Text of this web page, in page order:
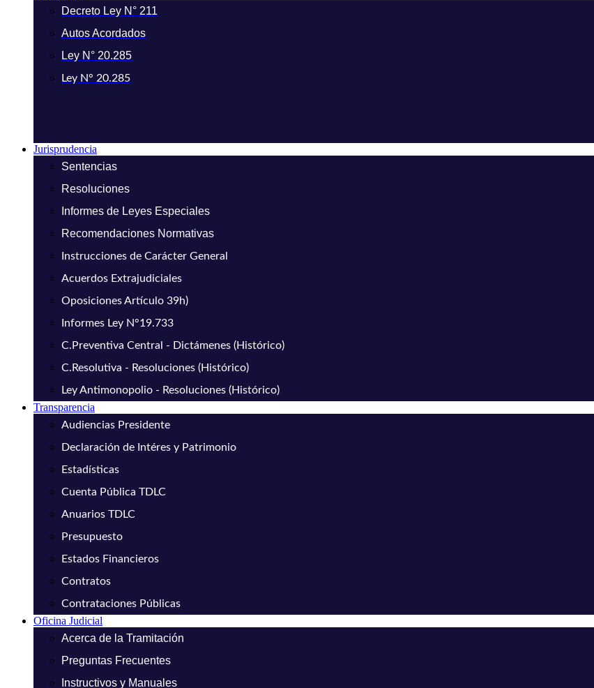
Decreto Ley N° 211
Autos Acordados
Ley N° 20.285
Ley N° 20.285
Jurisprudencia
Sentencias
Resoluciones
Informes de Leyes Especiales
Recomendaciones Normativas
Instrucciones de Carácter General
Acuerdos Extrajudiciales
Oposiciones Artículo 39h)
Informes Ley N°19.733
C.Preventiva Central - Dictámenes (Histórico)
C.Resolutiva - Resoluciones (Histórico)
Ley Antimonopolio - Resoluciones (Histórico)
Transparencia
Audiencias Presidente
Declaración de Intéres y Patrimonio
Estadísticas
Cuenta Pública TDLC
Anuarios TDLC
Presupuesto
Estados Financieros
Contratos
Contrataciones Públicas
Oficina Judicial
Acerca de la Tramitación
Preguntas Frecuentes
Instructivos y Manuales